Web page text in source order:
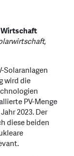
Wirtschaft
Solaranlagen
wird die
PV-Menge
2023. Der
diese beiden